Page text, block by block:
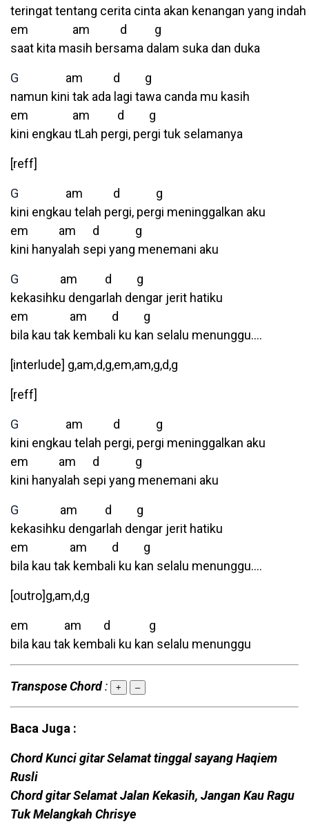
teringat tentang cerita cinta akan kenangan yang indah
em am d g
saat kita masih bersama dalam suka dan duka
G am d g
namun kini tak ada lagi tawa canda mu kasih
em am d g
kini engkau tLah pergi, pergi tuk selamanya
[reff]
G am d g
kini engkau telah pergi, pergi meninggalkan aku
em am d g
kini hanyalah sepi yang menemani aku
G am d g
kekasihku dengarlah dengar jerit hatiku
em am d g
bila kau tak kembali ku kan selalu menunggu….
[interlude] g,am,d,g,em,am,g,d,g
[reff]
G am d g
kini engkau telah pergi, pergi meninggalkan aku
em am d g
kini hanyalah sepi yang menemani aku
G am d g
kekasihku dengarlah dengar jerit hatiku
em am d g
bila kau tak kembali ku kan selalu menunggu….
[outro]g,am,d,g
em am d g
bila kau tak kembali ku kan selalu menunggu
Transpose Chord: + –
Baca Juga :
Chord Kunci gitar Selamat tinggal sayang Haqiem
Rusli
Chord gitar Selamat Jalan Kekasih, Jangan Kau Ragu
Tuk Melangkah Chrisye